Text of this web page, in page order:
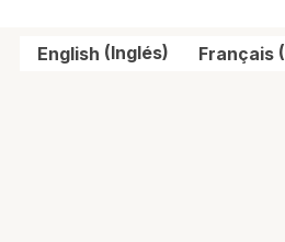
English (Inglés) Français(